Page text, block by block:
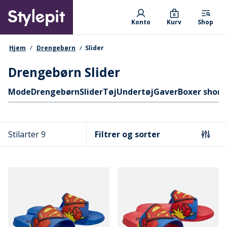
main
content
Primary departments
Konto Kurv
0
Shop
navigationssti
Hjem Drengebørn Slider
Drengebørn Slider
Hurtige links
ModeDrengebørnSliderTøjUndertøjGaverBoxer
Stilarter 9 Filtrer og sorter